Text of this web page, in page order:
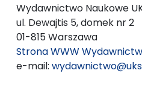
Wydawnictwo Naukowe
ul. Dewajtis 5, domek nr 2
01-815 Warszawa
Strona WWW
e-mail: